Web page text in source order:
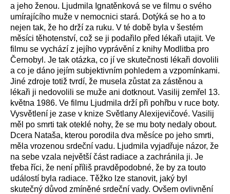
a jeho ženou. Ljudmila Ignatěnková se ve filmu o svého
umírajícího muže v nemocnici stará. Dotýká se ho a to
nejen tak, že ho drží za ruku. V té době byla v šestém
měsíci těhotenství, což se ji podařilo před lékaři utajit. Ve
filmu se vychází z jejího vyprávění z knihy Modlitba pro
Černobyl. Je tak otázka, co jí ve skutečnosti lékaři dovolili
a co je dáno jejím subjektivním pohledem a vzpomínkami.
Jiné zdroje totiž tvrdí, že musela zůstat za zástěnou a
lékaři ji nedovolili se muže ani dotknout. Vasilij zemřel 13.
května 1986. Ve filmu Ljudmila drží při pohřbu v ruce boty.
Vysvětlení je zase v knize Světlany Alexijevičové. Vasilij
měl po smrti tak oteklé nohy, že se mu boty nedaly obout.
Dcera Nataša, kterou porodila dva měsíce po jeho smrti,
měla vrozenou srdeční vadu. Ljudmila vyjadřuje názor, že
na sebe vzala největší část radiace a zachránila ji. Je
třeba říci, že není příliš pravděpodobné, že by za touto
událostí byla radiace. Těžko lze stanovit, jaký byl
skutečný důvod zmíněné srdeční vady. Ovšem ovlivnění